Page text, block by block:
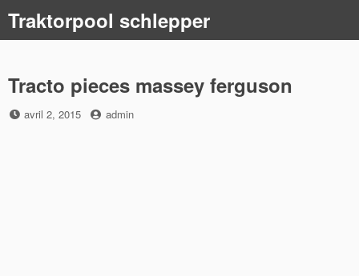
content
Traktorpool schlepper
Tracto pieces massey ferguson
Posted
avril 2, 2015 by
admin